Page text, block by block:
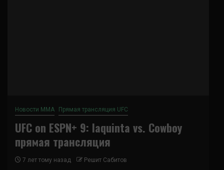
Новости ММА Прямая трансляция UFC
UFC on ESPN+ 9: Iaquinta vs. Cowboy
прямая трансляция
7 лет тому назад Решит Сабитов